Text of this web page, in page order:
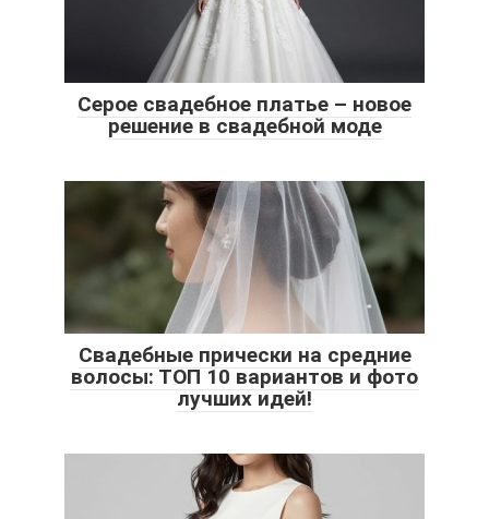
Серое свадебное платье – новое
решение в свадебной моде
Свадебные прически на средние
волосы: ТОП 10 вариантов и фото
лучших идей!